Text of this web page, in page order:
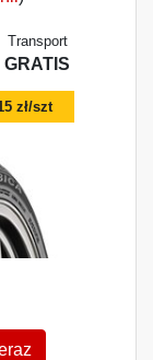
Transport
GRATIS
zł/szt